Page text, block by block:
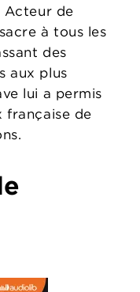
Acteur de
à tous les
des
aux plus
lui a permis
française de